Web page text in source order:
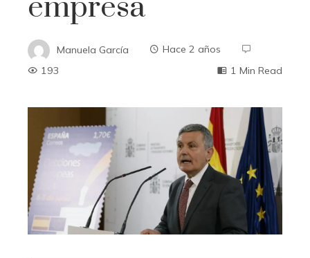
Manuela García
Hace 2 años
193
1 Min Read